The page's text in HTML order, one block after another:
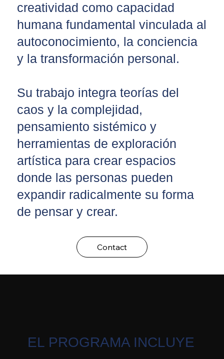
creatividad como capacidad
humana fundamental vinculada al
autoconocimiento, la conciencia
y la transformación personal.
Su trabajo integra teorías del
caos y la complejidad,
pensamiento sistémico y
herramientas de exploración
artística para crear espacios
donde las personas pueden
expandir radicalmente su forma
de pensar y crear.
Contact
EL PROGRAMA INCLUYE